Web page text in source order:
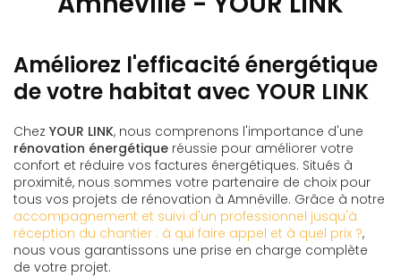
Améliorez l'efficacité énergétique
de votre habitat avec YOUR LINK
Chez YOUR LINK, nous comprenons l'importance d'une
rénovation énergétique réussie pour améliorer votre
confort et réduire vos factures énergétiques. Situés à
proximité, nous sommes votre partenaire de choix pour
tous vos projets de rénovation à Amnéville. Grâce à notre
accompagnement et suivi d'un professionnel jusqu'à
réception du chantier : à qui faire appel et à quel prix ?,
nous vous garantissons une prise en charge complète
de votre projet.